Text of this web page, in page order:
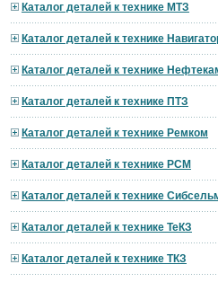
Каталог деталей к технике МТЗ
Каталог деталей к технике
Каталог деталей к технике
Каталог деталей к технике ПТЗ
Каталог деталей к технике Ремком
Каталог деталей к технике РСМ
Каталог деталей к технике
Каталог деталей к технике ТеКЗ
Каталог деталей к технике ТКЗ